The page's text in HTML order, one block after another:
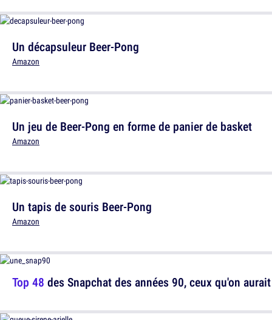
Un décapsuleur Beer-Pong
Amazon
Un tapis de souris Beer-Pong
Amazon
Un jeu de Beer-Pong en forme de panier de basket
Amazon
Top 48 des Snapchat des années 90, ceux qu'on